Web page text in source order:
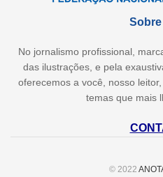
No jornalismo profissional,
das ilustrações, e pela
oferecemos a você, nosso
temas que mais
© 2022